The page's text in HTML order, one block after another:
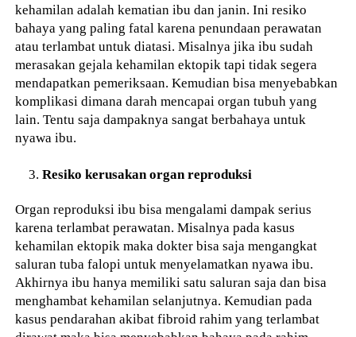
kehamilan adalah kematian ibu dan janin. Ini resiko
bahaya yang paling fatal karena penundaan perawatan
atau terlambat untuk diatasi. Misalnya jika ibu sudah
merasakan gejala kehamilan ektopik tapi tidak segera
mendapatkan pemeriksaan. Kemudian bisa menyebabkan
komplikasi dimana darah mencapai organ tubuh yang
lain. Tentu saja dampaknya sangat berbahaya untuk
nyawa ibu.
Resiko kerusakan organ reproduksi
Organ reproduksi ibu bisa mengalami dampak serius
karena terlambat perawatan. Misalnya pada kasus
kehamilan ektopik maka dokter bisa saja mengangkat
saluran tuba falopi untuk menyelamatkan nyawa ibu.
Akhirnya ibu hanya memiliki satu saluran saja dan bisa
menghambat kehamilan selanjutnya. Kemudian pada
kasus pendarahan akibat fibroid rahim yang terlambat